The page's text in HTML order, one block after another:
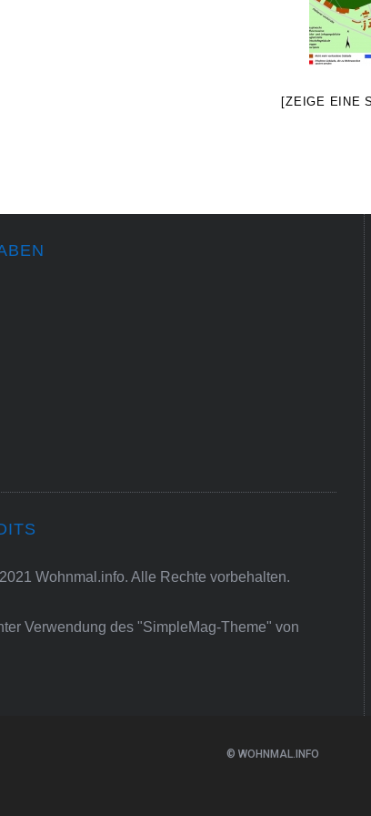
[ZEIGE EINE
Wohnmal.info. Alle Rechte vorbehalten.
Verwendung des "SimpleMag-Theme" von
© WOHNMAL.INFO